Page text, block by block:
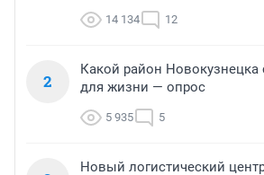
14 134 12
2
Какой район
для жизни — опрос
5 935 5
Новый логистический